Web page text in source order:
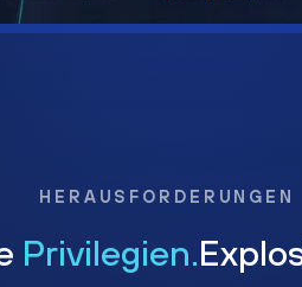
HERAUSFORDERUNGEN
Privilegien.